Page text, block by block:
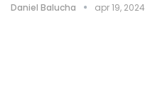
Daniel Balucha apr 19, 2024